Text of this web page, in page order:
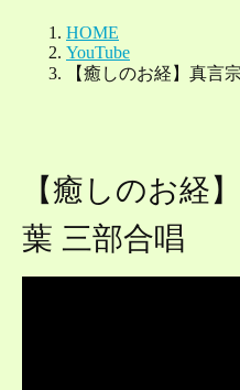
【癒しのお経
葉 三部合唱